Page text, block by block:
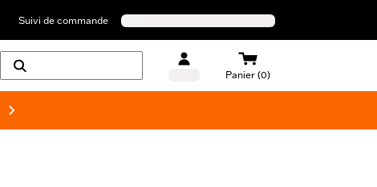
Suivi de commande
Panier (0)